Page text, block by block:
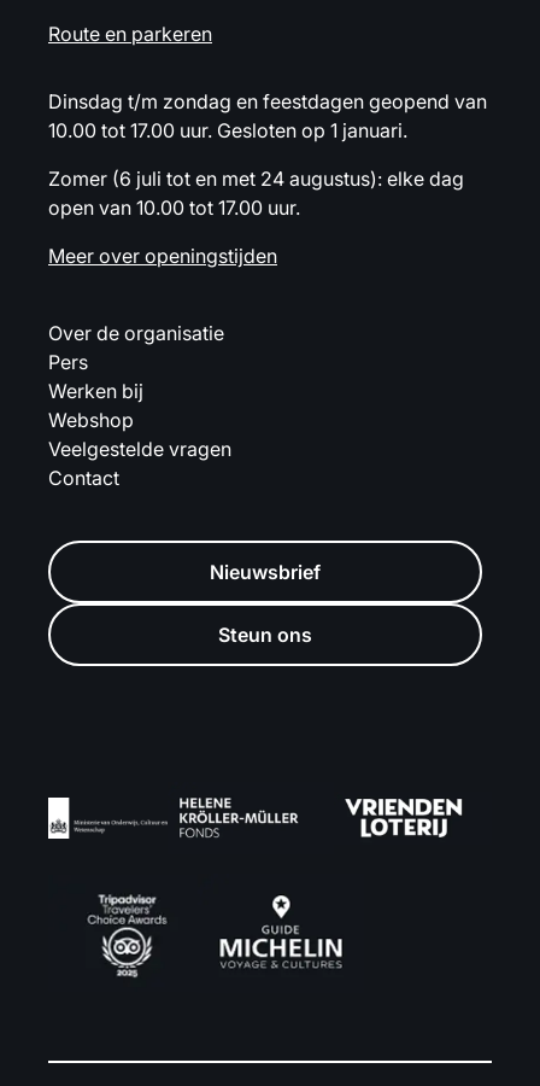
Route en parkeren
Dinsdag t/m zondag en feestdagen geopend van
10.00 tot 17.00 uur. Gesloten op 1 januari.
Zomer (6 juli tot en met 24 augustus): elke dag
open van 10.00 tot 17.00 uur.
Meer over openingstijden
Over de organisatie
Pers
Werken bij
Webshop
Veelgestelde vragen
Contact
Nieuwsbrief
Steun ons